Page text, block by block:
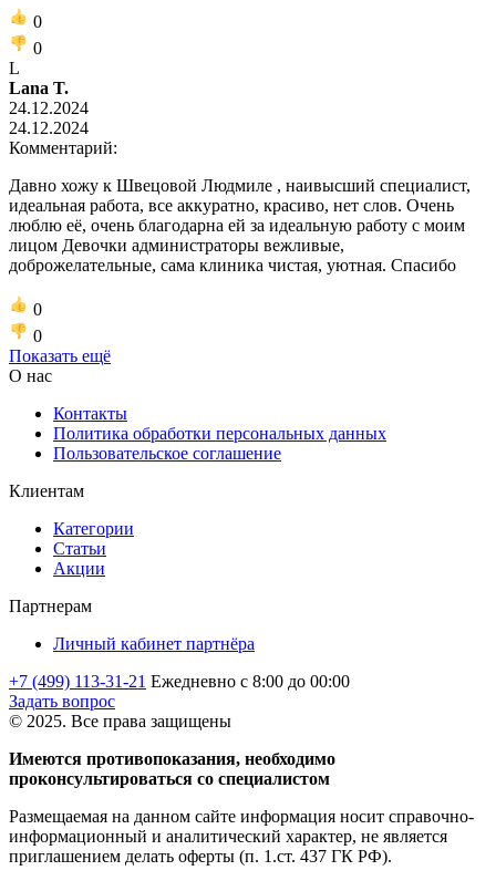
0
0
L
Lana T.
24.12.2024
24.12.2024
Комментарий:
Давно хожу к Швецовой Людмиле , наивысший специалист,
идеальная работа, все аккуратно, красиво, нет слов. Очень
люблю её, очень благодарна ей за идеальную работу с моим
лицом Девочки администраторы вежливые,
доброжелательные, сама клиника чистая, уютная. Спасибо
0
0
Показать ещё
О нас
Контакты
Политика обработки персональных данных
Пользовательское соглашение
Клиентам
Категории
Статьи
Акции
Партнерам
Личный кабинет партнёра
+7 (499) 113-31-21 Ежедневно с 8:00 до 00:00
Задать вопрос
© 2025. Все права защищены
Имеются противопоказания, необходимо
проконсультироваться со специалистом
Размещаемая на данном сайте информация носит справочно-
информационный и аналитический характер, не является
приглашением делать оферты (п. 1.ст. 437 ГК РФ).